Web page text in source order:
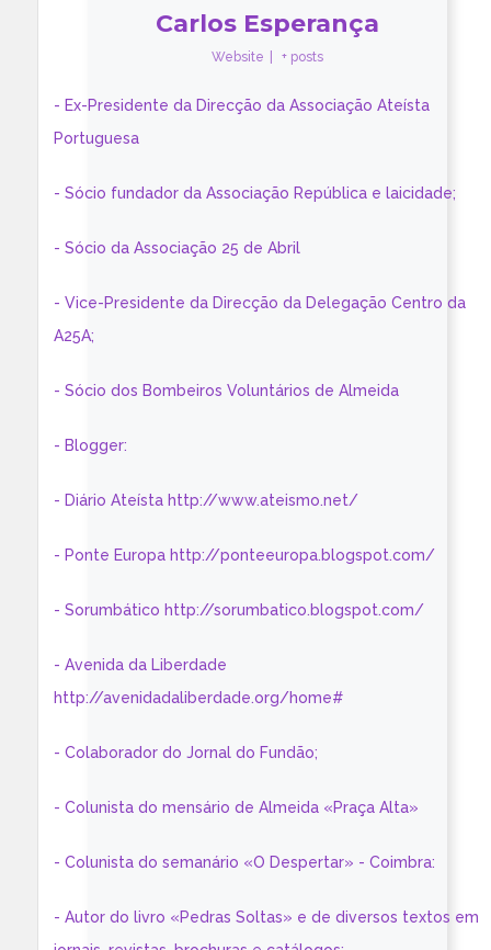
Carlos Esperança
Website + posts
- Ex-Presidente da Direcção da Associação Ateísta
Portuguesa
- Sócio fundador da Associação República e laicidade;
- Sócio da Associação 25 de Abril
- Vice-Presidente da Direcção da Delegação Centro da
A25A;
- Sócio dos Bombeiros Voluntários de Almeida
- Blogger:
- Diário Ateísta http://www.ateismo.net/
- Ponte Europa http://ponteeuropa.blogspot.com/
- Sorumbático http://sorumbatico.blogspot.com/
- Avenida da Liberdade
http://avenidadaliberdade.org/home#
- Colaborador do Jornal do Fundão;
- Colunista do mensário de Almeida «Praça Alta»
- Colunista do semanário «O Despertar» - Coimbra:
- Autor do livro «Pedras Soltas» e de diversos textos em